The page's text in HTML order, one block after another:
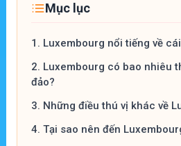
Mục lục
1. Luxembourg nổi tiếng về
2. Luxembourg có bao nhiêu
đảo?
3. Những điều thú vị khác về
4. Tại sao nên đến